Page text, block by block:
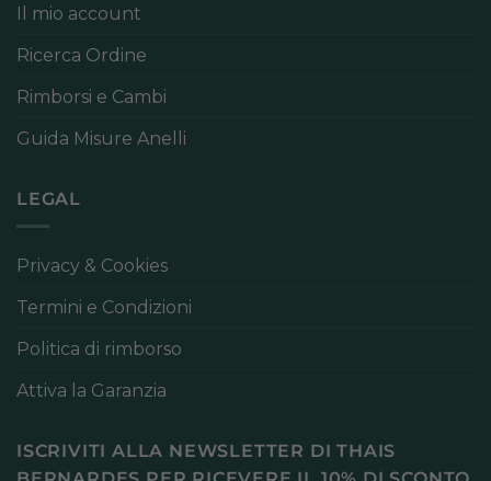
Il mio account
Ricerca Ordine
Rimborsi e Cambi
Guida Misure Anelli
LEGAL
Privacy & Cookies
Termini e Condizioni
Politica di rimborso
Attiva la Garanzia
ISCRIVITI ALLA NEWSLETTER DI THAIS